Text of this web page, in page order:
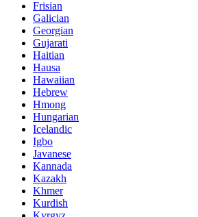
Frisian
Galician
Georgian
Gujarati
Haitian
Hausa
Hawaiian
Hebrew
Hmong
Hungarian
Icelandic
Igbo
Javanese
Kannada
Kazakh
Khmer
Kurdish